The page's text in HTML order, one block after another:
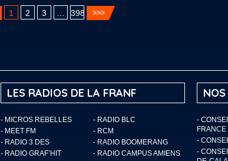
1 2 3 398
LES RADIOS DE LA FRANF
- MICROS REBELLES
- RADIO BLC
- MEET FM
- RCM
- RADIO 3 DES
- RADIO BOOMERANG
- RADIO GRAF’HIT
- RADIO CAMPUS AMIENS
-
FRANCE
-
-